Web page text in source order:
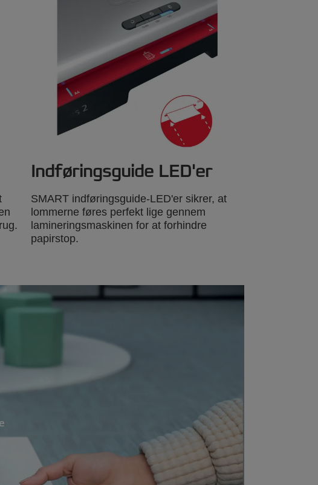
Indføringsguide LED'er
SMART indføringsguide-LED'er sikrer, at
lommerne føres perfekt lige gennem
lamineringsmaskinen for at forhindre
papirstop.